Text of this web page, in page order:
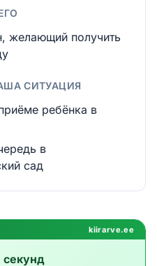
желающий получить
СИТУАЦИЯ
ребёнка в
в
сад
kiirarve.ee
секунд